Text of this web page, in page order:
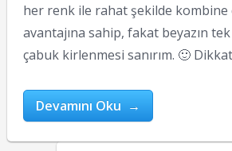
her renk ile rahat şekilde kombine
avantajına sahip, fakat beyazın
çabuk kirlenmesi sanırım. 🙂
Devamını Oku →